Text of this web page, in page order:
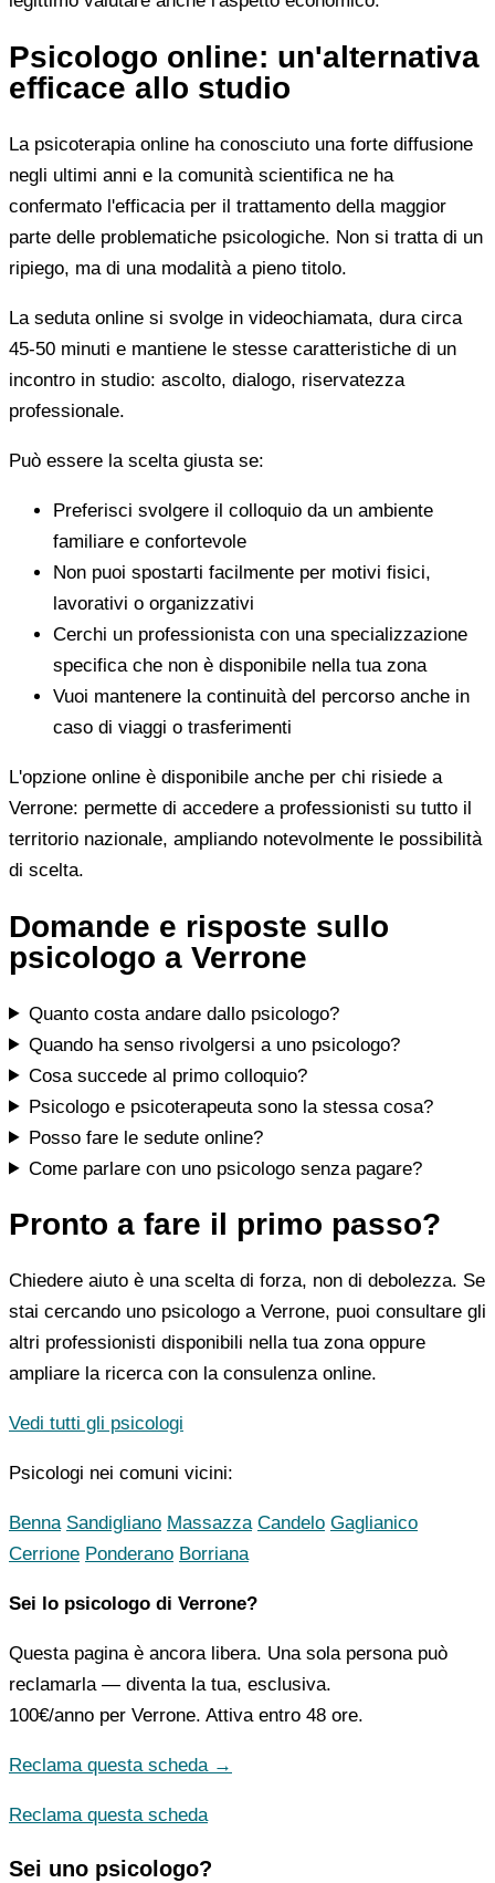
Psicologo online: un'alternativa
efficace allo studio
La psicoterapia online ha conosciuto una forte diffusione
negli ultimi anni e la comunità scientifica ne ha
confermato l'efficacia per il trattamento della maggior
parte delle problematiche psicologiche. Non si tratta di un
ripiego, ma di una modalità a pieno titolo.
La seduta online si svolge in videochiamata, dura circa
45-50 minuti e mantiene le stesse caratteristiche di un
incontro in studio: ascolto, dialogo, riservatezza
professionale.
Può essere la scelta giusta se:
Preferisci svolgere il colloquio da un ambiente
familiare e confortevole
Non puoi spostarti facilmente per motivi fisici,
lavorativi o organizzativi
Cerchi un professionista con una specializzazione
specifica che non è disponibile nella tua zona
Vuoi mantenere la continuità del percorso anche in
caso di viaggi o trasferimenti
L'opzione online è disponibile anche per chi risiede a
Verrone: permette di accedere a professionisti su tutto il
territorio nazionale, ampliando notevolmente le possibilità
di scelta.
Domande e risposte sullo
psicologo a Verrone
Quanto costa andare dallo psicologo?
Quando ha senso rivolgersi a uno psicologo?
Cosa succede al primo colloquio?
Psicologo e psicoterapeuta sono la stessa cosa?
Posso fare le sedute online?
Come parlare con uno psicologo senza pagare?
Pronto a fare il primo passo?
Chiedere aiuto è una scelta di forza, non di debolezza. Se
stai cercando uno psicologo a Verrone, puoi consultare gli
altri professionisti disponibili nella tua zona oppure
ampliare la ricerca con la consulenza online.
Vedi tutti gli psicologi
Psicologi nei comuni vicini:
Benna Sandigliano Massazza Candelo Gaglianico
Cerrione Ponderano Borriana
Sei lo psicologo di Verrone?
Questa pagina è ancora libera. Una sola persona può
reclamarla — diventa la tua, esclusiva.
100€/anno per Verrone. Attiva entro 48 ore.
Reclama questa scheda →
Reclama questa scheda
Sei uno psicologo?